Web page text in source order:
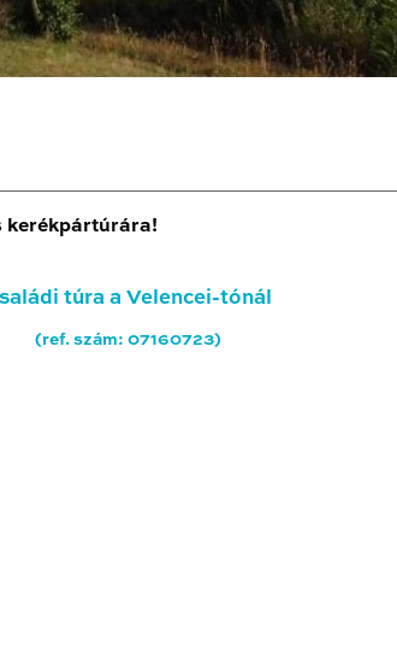
kerékpártúrára!
túra a Velencei-tónál
(ref. szám: 07160723)